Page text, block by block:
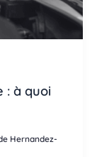
: à quoi
Hernandez-